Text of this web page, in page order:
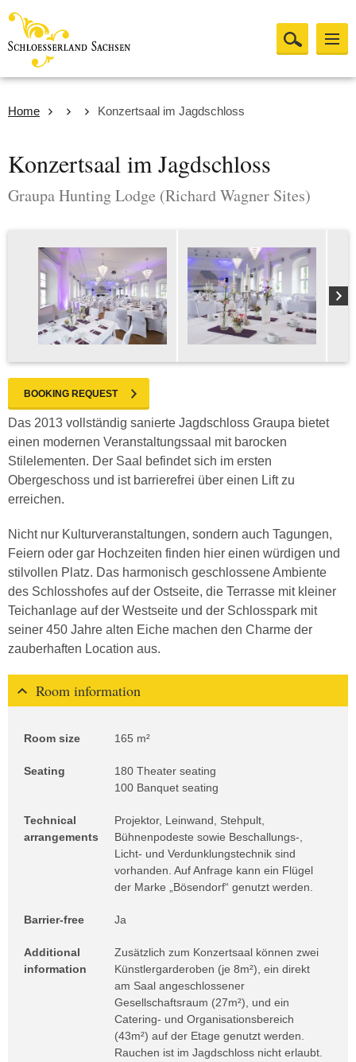
Home Konzertsaal im Jagdschloss
Konzertsaal im Jagdschloss
Graupa Hunting Lodge (Richard Wagner Sites)
BOOKING REQUEST
Das 2013 vollständig sanierte Jagdschloss Graupa bietet
einen modernen Veranstaltungssaal mit barocken
Stilelementen. Der Saal befindet sich im ersten
Obergeschoss und ist barrierefrei über einen Lift zu
erreichen.
Nicht nur Kulturveranstaltungen, sondern auch Tagungen,
Feiern oder gar Hochzeiten finden hier einen würdigen und
stilvollen Platz. Das harmonisch geschlossene Ambiente
des Schlosshofes auf der Ostseite, die Terrasse mit kleiner
Teichanlage auf der Westseite und der Schlosspark mit
seiner 450 Jahre alten Eiche machen den Charme der
zauberhaften Location aus.
Room information
Room size 165 m²
Seating
180 Theater seating
100 Banquet seating
Technical
arrangements
Projektor, Leinwand, Stehpult,
Bühnenpodeste sowie Beschallungs-,
Licht- und Verdunklungstechnik sind
vorhanden. Auf Anfrage kann ein Flügel
der Marke „Bösendorf“ genutzt werden.
Barrier-free Ja
Additional
information
Zusätzlich zum Konzertsaal können zwei
Künstlergarderoben (je 8m²), ein direkt
am Saal angeschlossener
Gesellschaftsraum (27m²), und ein
Catering- und Organisationsbereich
(43m²) auf der Etage genutzt werden.
Rauchen ist im Jagdschloss nicht erlaubt.